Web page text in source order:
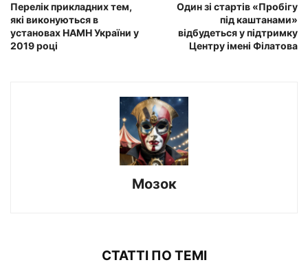
Перелік прикладних тем,
які виконуються в
установах НАМН України у
2019 році
Один зі стартів «Пробігу
під каштанами»
відбудеться у підтримку
Центру імені Філатова
Мозок
СТАТТІ ПО ТЕМІ